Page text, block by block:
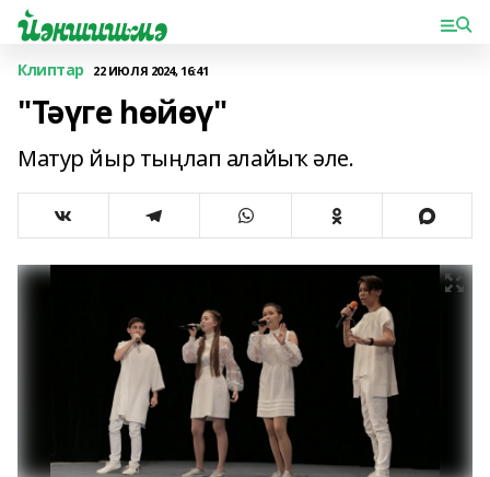
Клиптар 22 ИЮЛЯ 2024, 16:41
"Тәүге һөйөү"
Матур йыр тыңлап алайыҡ әле.